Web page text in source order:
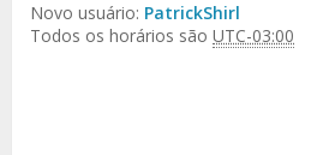
Novo usuário: PatrickShirl
Todos os horários são UTC-03:00